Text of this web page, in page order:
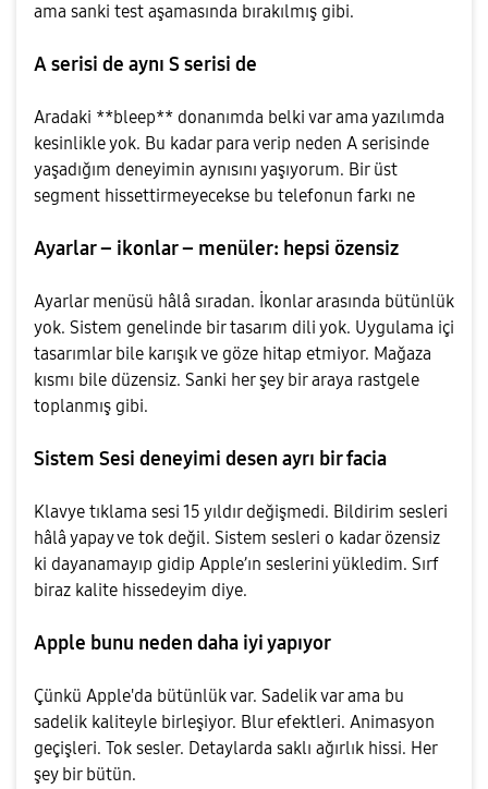
ama sanki test aşamasında bırakılmış gibi.
A serisi de aynı S serisi de
Aradaki **bleep** donanımda belki var ama yazılımda
kesinlikle yok. Bu kadar para verip neden A serisinde
yaşadığım deneyimin aynısını yaşıyorum. Bir üst
segment hissettirmeyecekse bu telefonun farkı ne
Ayarlar – ikonlar – menüler: hepsi özensiz
Ayarlar menüsü hâlâ sıradan. İkonlar arasında bütünlük
yok. Sistem genelinde bir tasarım dili yok. Uygulama içi
tasarımlar bile karışık ve göze hitap etmiyor. Mağaza
kısmı bile düzensiz. Sanki her şey bir araya rastgele
toplanmış gibi.
Sistem Sesi deneyimi desen ayrı bir facia
Klavye tıklama sesi 15 yıldır değişmedi. Bildirim sesleri
hâlâ yapay ve tok değil. Sistem sesleri o kadar özensiz
ki dayanamayıp gidip Apple’ın seslerini yükledim. Sırf
biraz kalite hissedeyim diye.
Apple bunu neden daha iyi yapıyor
Çünkü Apple'da bütünlük var. Sadelik var ama bu
sadelik kaliteyle birleşiyor. Blur efektleri. Animasyon
geçişleri. Tok sesler. Detaylarda saklı ağırlık hissi. Her
şey bir bütün.